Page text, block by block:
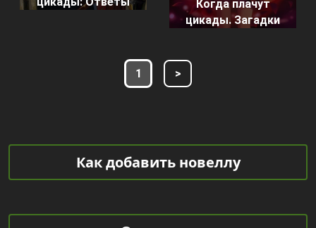
Когда плачут
цикады. Загадки
1 >
Как добавить новеллу